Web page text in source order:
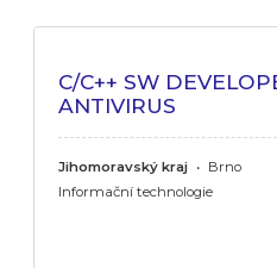
C/C++ SW
ANTIVIRUS
Jihomoravský kraj • Brno
Informační technologie